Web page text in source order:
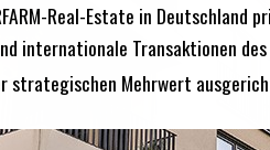
Real-Estate in Deutschland
strategischen Mehrwert
internationale Transaktionen